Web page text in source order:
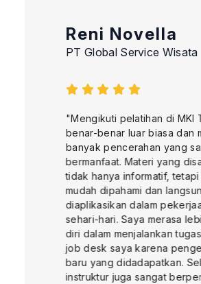
Reni Novella
PT Global Service Wisata
"Mengikuti pelatihan di MKI
benar-benar luar biasa dan
banyak pencerahan yang
bermanfaat. Materi yang
tidak hanya informatif, tetapi
mudah dipahami dan
diaplikasikan dalam
sehari-hari. Saya merasa
diri dalam menjalankan
job desk saya karena
baru yang didadapatkan.
instruktur juga sangat